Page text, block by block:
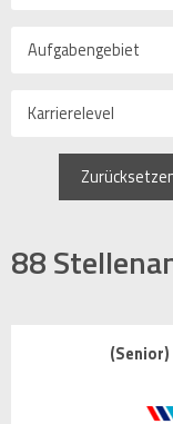
Aufgabengebiet
Karrierelevel
88